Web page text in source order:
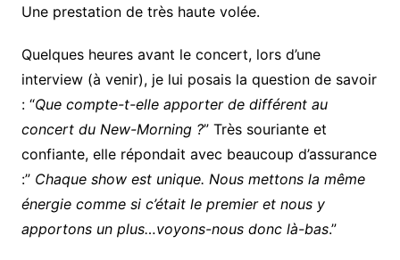
Une prestation de très haute volée.
Quelques heures avant le concert, lors d’une
interview (à venir), je lui posais la question de savoir
: “Que compte-t-elle apporter de différent au
concert du New-Morning ?” Très souriante et
confiante, elle répondait avec beaucoup d’assurance
:” Chaque show est unique. Nous mettons la même
énergie comme si c’était le premier et nous y
apportons un plus…voyons-nous donc là-bas.”